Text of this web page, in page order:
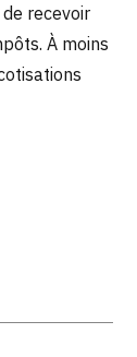
recevoir
À moins